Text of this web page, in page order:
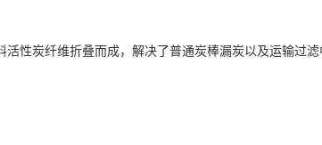
性炭纤维折叠而成，解决了普通炭棒漏炭以及运输过